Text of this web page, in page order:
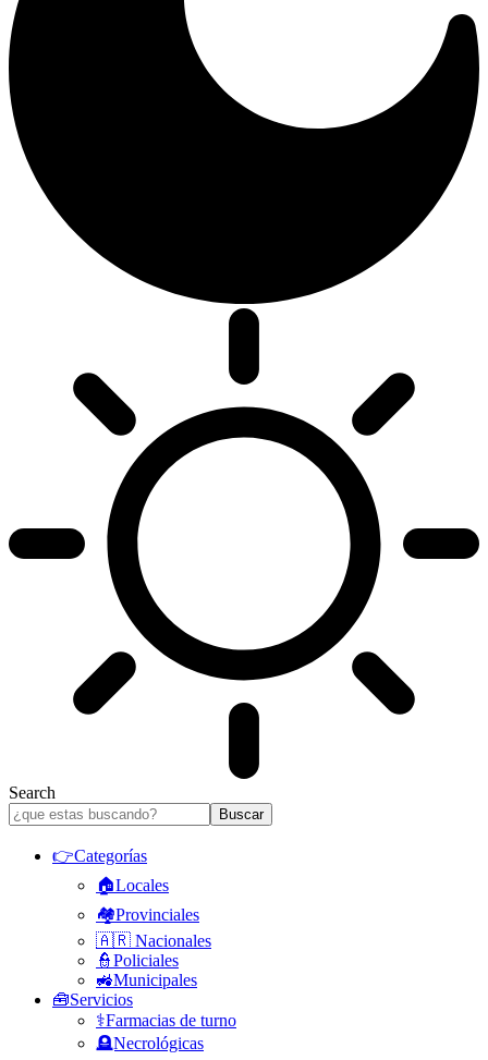
Search
👉Categorías
🏠Locales
🏘️Provinciales
🇦🇷 Nacionales
👮Policiales
🚜Municipales
🧰Servicios
⚕️Farmacias de turno
🪦Necrológicas